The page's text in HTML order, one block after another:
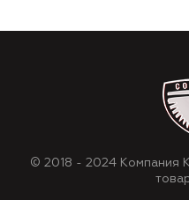
© 2018 - 2024